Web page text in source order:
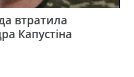
втратила
Капустіна